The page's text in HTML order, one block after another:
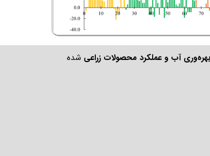
آب و عملکرد محصولات زراعی شده